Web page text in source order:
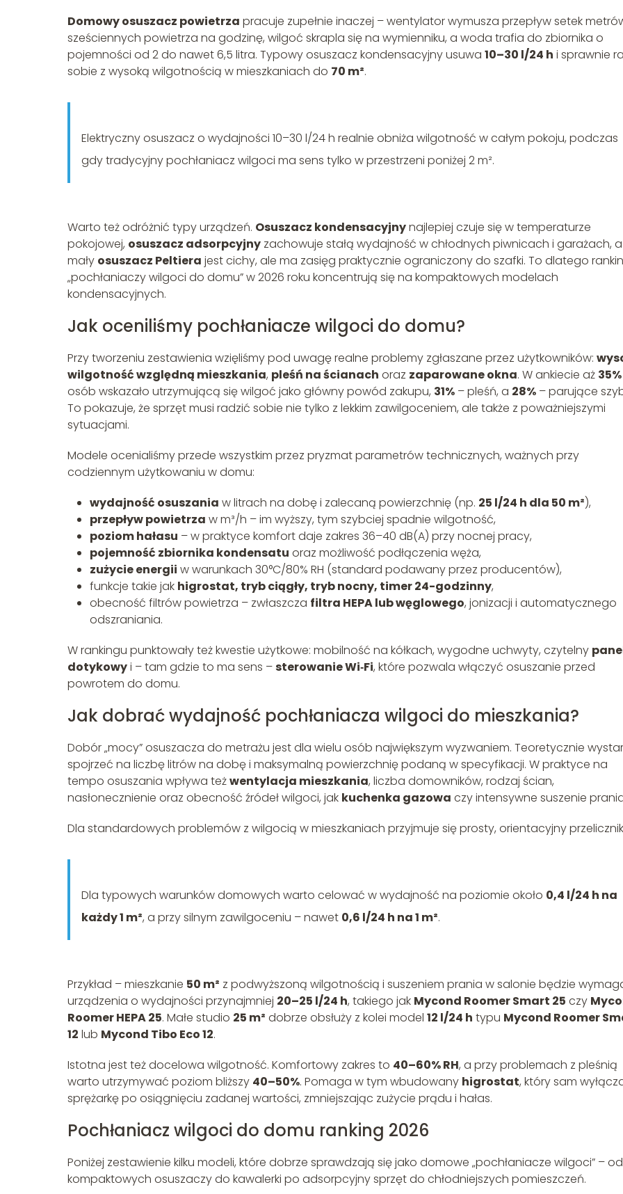
Domowy osuszacz powietrza pracuje zupełnie inaczej – wentylator wymusza przepływ setek
sześciennych powietrza na godzinę, wilgoć skrapla się na wymienniku, a woda trafia do zbiornika o
pojemności od 2 do nawet 6,5 litra. Typowy osuszacz kondensacyjny usuwa 10–30 l/24 h i sprawnie
sobie z wysoką wilgotnością w mieszkaniach do 70 m².
Elektryczny osuszacz o wydajności 10–30 l/24 h realnie obniża wilgotność w całym pokoju, podczas
gdy tradycyjny pochłaniacz wilgoci ma sens tylko w przestrzeni poniżej 2 m².
Warto też odróżnić typy urządzeń. Osuszacz kondensacyjnynajlepiej czuje się w temperaturze
pokojowej, osuszacz adsorpcyjny zachowuje stałą wydajność w chłodnych piwnicach i garażach, a
mały osuszacz Peltiera jest cichy, ale ma zasięg praktycznie ograniczony do szafki. To dlatego
„pochłaniaczy wilgoci do domu” w 2026 roku koncentrują się na kompaktowych modelach
kondensacyjnych.
Jak oceniliśmy pochłaniacze wilgoci do domu?
Przy tworzeniu zestawienia wzięliśmy pod uwagę realne problemy zgłaszane przez użytkowników:
wilgotność względną mieszkania, pleśń na ścianach oraz zaparowane okna. W ankiecie aż 35%
osób wskazało utrzymującą się wilgoć jako główny powód zakupu, 31% – pleśń, a 28% – parujące
To pokazuje, że sprzęt musi radzić sobie nie tylko z lekkim zawilgoceniem, ale także z poważniejszymi
sytuacjami.
Modele ocenialiśmy przede wszystkim przez pryzmat parametrów technicznych, ważnych przy
codziennym użytkowaniu w domu:
wydajność osuszania w litrach na dobę i zalecaną powierzchnię (np. 25 l/24 h dla 50 m²),
przepływ powietrza w m³/h – im wyższy, tym szybciej spadnie wilgotność,
poziom hałasu – w praktyce komfort daje zakres 36–40 dB(A) przy nocnej pracy,
pojemność zbiornika kondensatu oraz możliwość podłączenia węża,
zużycie energii w warunkach 30°C/80% RH (standard podawany przez producentów),
funkcje takie jak higrostat, tryb ciągły, tryb nocny, timer 24-godzinny,
obecność filtrów powietrza – zwłaszcza filtra HEPA lub węglowego, jonizacji i automatycznego
odszraniania.
W rankingu punktowały też kwestie użytkowe: mobilność na kółkach, wygodne uchwyty, czytelny
dotykowyi – tam gdzie to ma sens –sterowanie Wi‑Fi, które pozwala włączyć osuszanie przed
powrotem do domu.
Jak dobrać wydajność pochłaniacza wilgoci do mieszkania?
Dobór „mocy” osuszacza do metrażu jest dla wielu osób największym wyzwaniem. Teoretycznie
spojrzeć na liczbę litrów na dobę i maksymalną powierzchnię podaną w specyfikacji. W praktyce na
tempo osuszania wpływa teżwentylacja mieszkania, liczba domowników, rodzaj ścian,
nasłonecznienie oraz obecność źródeł wilgoci, jak kuchenka gazowa czy intensywne suszenie
Dla standardowych problemów z wilgocią w mieszkaniach przyjmuje się prosty, orientacyjny
Dla typowych warunków domowych warto celować w wydajność na poziomie około 0,4 l/24 h na
każdy 1 m², a przy silnym zawilgoceniu – nawet 0,6 l/24 h na 1 m².
Przykład – mieszkanie 50 m² z podwyższoną wilgotnością i suszeniem prania w salonie będzie
urządzenia o wydajności przynajmniej 20–25 l/24 h, takiego jak Mycond Roomer Smart 25 czy
Roomer HEPA 25. Małe studio 25 m² dobrze obsłuży z kolei model 12 l/24 h typu Mycond Roomer
12 lub Mycond Tibo Eco 12.
Istotna jest też docelowa wilgotność. Komfortowy zakres to 40–60% RH, a przy problemach z pleśnią
warto utrzymywać poziom bliższy 40–50%. Pomaga w tym wbudowany higrostat, który sam
sprężarkę po osiągnięciu zadanej wartości, zmniejszając zużycie prądu i hałas.
Pochłaniacz wilgoci do domu ranking 2026
Poniżej zestawienie kilku modeli, które dobrze sprawdzają się jako domowe „pochłaniacze wilgoci” – od
kompaktowych osuszaczy do kawalerki po adsorpcyjny sprzęt do chłodniejszych pomieszczeń.